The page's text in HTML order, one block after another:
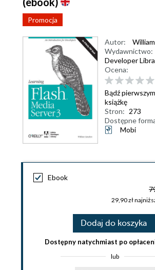
Promocja
Autor:
Wydawnictwo:
Developer
Ocena:
Bądź
książkę
Stron: 273
Dostępne
Mobi
Ebook
29,90 zł
Dodaj do koszyka
Dostępny natychmiast po
lub